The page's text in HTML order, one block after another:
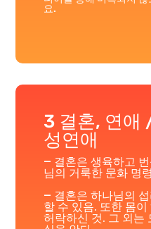
요.
3 결혼, 연애
성연애
– 결혼은 생육하고
님의 거룩한 문화 명
– 결혼은 하나님의
할 수 있음. 또한 몸
허락하신 것. 그 외는